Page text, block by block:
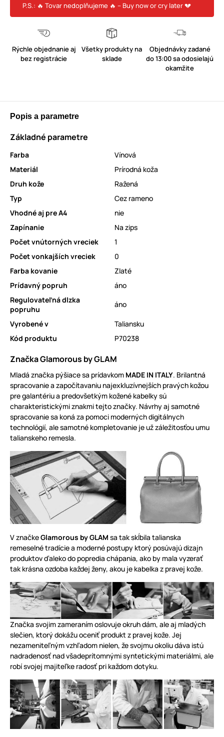
P.S.: 🔥 Tovar nedoplňujeme 🔥 – Buy now or cry later 💔
Rýchle objednanie aj
bez registrácie
Všetky produkty na
sklade
Objednávky zadané
do 13:00 sa odosielajú
okamžite
Popis a parametre
Základné parametre
Farba
Vínová
Materiál
Prírodná koža
Druh kože
Ražená
Typ
Cez rameno
Vhodné aj pre A4
nie
Zapínanie
Na zips
Počet vnútorných vreciek
1
Počet vonkajších vreciek
0
Farba kovanie
Zlaté
Prídavný popruh
áno
Regulovateľná dlzka
popruhu
áno
Vyrobené v
Taliansku
Kód produktu
P70238
Značka Glamorous by GLAM
Mladá značka pýšiace sa prídavkom MADE IN ITALY. Brilantná
spracovanie a započítavaniu najexkluzívnejších pravých kožou
pre galantériu a predovšetkým kožené kabelky sú
charakteristickými znakmi tejto značky. Návrhy aj samotné
spracovanie sa koná za pomoci moderných digitálnych
technológií, ale samotné kompletovanie je už záležitosťou umu
talianskeho remesla.
V značkeGlamorous by GLAM sa tak skĺbila talianska
remeselné tradície a moderné postupy ktorý posúvajú dizajn
produktov ďaleko do popredia chápania, ako by mala vyzerať
tak krásna ozdoba každej ženy, akou je kabelka z pravej kože.
Značka svojim zameraním oslovuje okruh dám, ale aj mladých
slečien, ktorý dokážu oceniť produkt z pravej kože. Jej
nezameniteľným vzhľadom nielen, že svojmu okoliu dáva istú
nadradenosť nad všadeprítomnými syntetickými materiálmi, ale
robí svojej majiteľke radosť pri každom dotyku.